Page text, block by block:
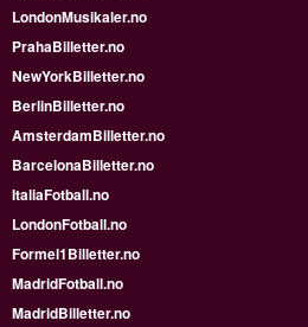
LondonMusikaler.no
PrahaBilletter.no
NewYorkBilletter.no
BerlinBilletter.no
AmsterdamBilletter.no
BarcelonaBilletter.no
ItaliaFotball.no
LondonFotball.no
Formel1Billetter.no
MadridFotball.no
MadridBilletter.no